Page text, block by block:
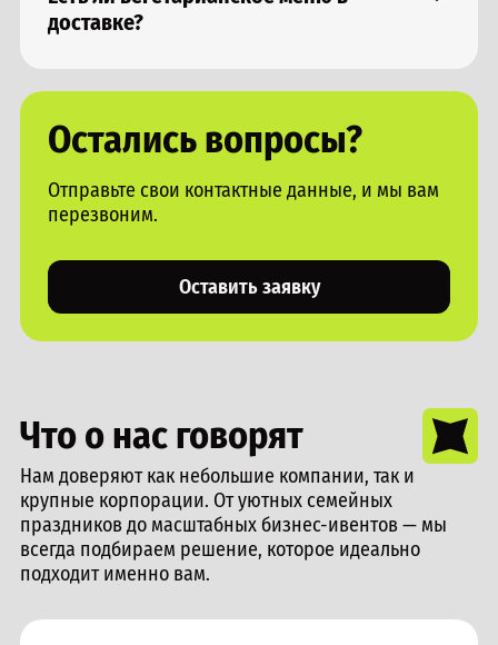
доставке?
Остались вопросы?
Отправьте свои контактные данные, и мы вам
перезвоним.
Оставить заявку
Что о нас говорят
Нам доверяют как небольшие компании, так и
крупные корпорации. От уютных семейных
праздников до масштабных бизнес-ивентов — мы
всегда подбираем решение, которое идеально
подходит именно вам.